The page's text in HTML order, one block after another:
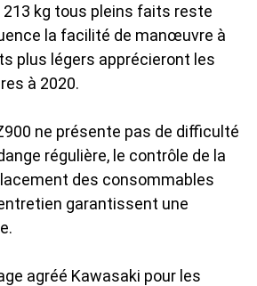
213 kg tous pleins faits reste
la facilité de manœuvre à
plus légers apprécieront les
à 2020.
ne présente pas de difficulté
régulière, le contrôle de la
des consommables
garantissent une
agréé Kawasaki pour les